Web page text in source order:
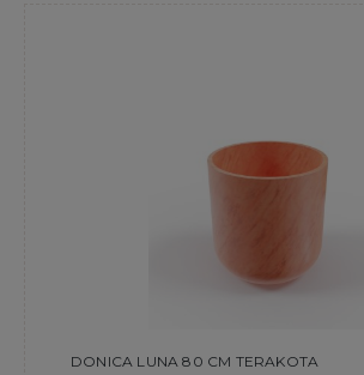
DONICA LUNA 80 CM TERAKOTA